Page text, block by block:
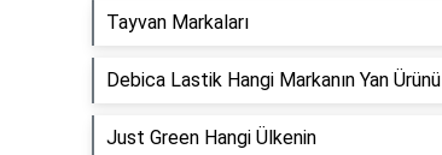
Tayvan Markaları
Debica Lastik Hangi Markanın Yan Ürünü
Just Green Hangi Ülkenin